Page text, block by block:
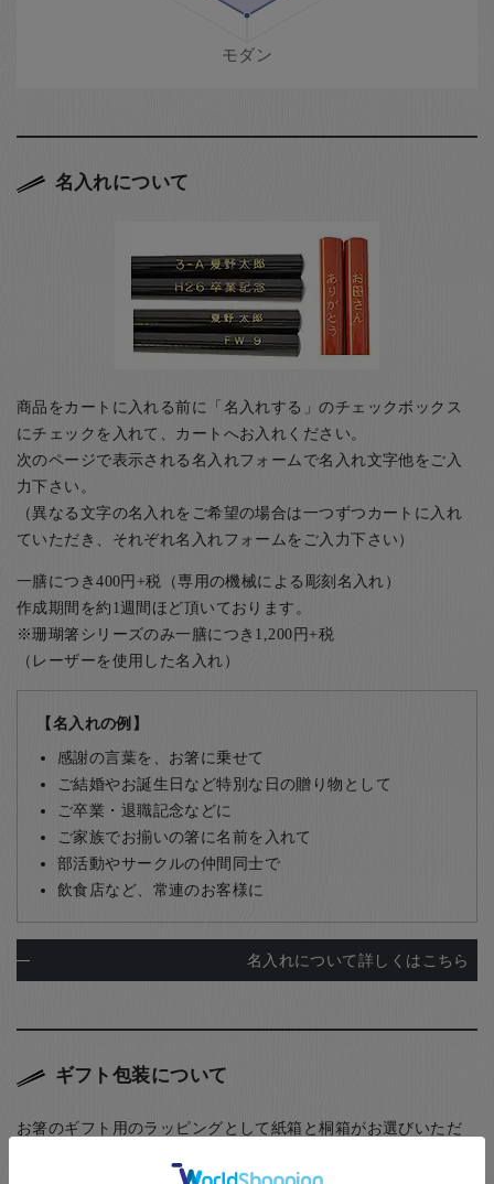
名入れについて
商品をカートに入れる前に「名入れする」のチェックボックス
にチェックを入れて、カートへお入れください。
次のページで表示される名入れフォームで名入れ文字他をご入
力下さい。
（異なる文字の名入れをご希望の場合は一つずつカートに入れ
ていただき、それぞれ名入れフォームをご入力下さい）
一膳につき400円+税（専用の機械による彫刻名入れ）
作成期間を約1週間ほど頂いております。
※珊瑚箸シリーズのみ一膳につき1,200円+税
（レーザーを使用した名入れ）
【名入れの例】
感謝の言葉を、お箸に乗せて
ご結婚やお誕生日など特別な日の贈り物として
ご卒業・退職記念などに
ご家族でお揃いの箸に名前を入れて
部活動やサークルの仲間同士で
飲食店など、常連のお客様に
名入れについて詳しくはこちら
ギフト包装について
お箸のギフト用のラッピングとして紙箱と桐箱がお選びいただ